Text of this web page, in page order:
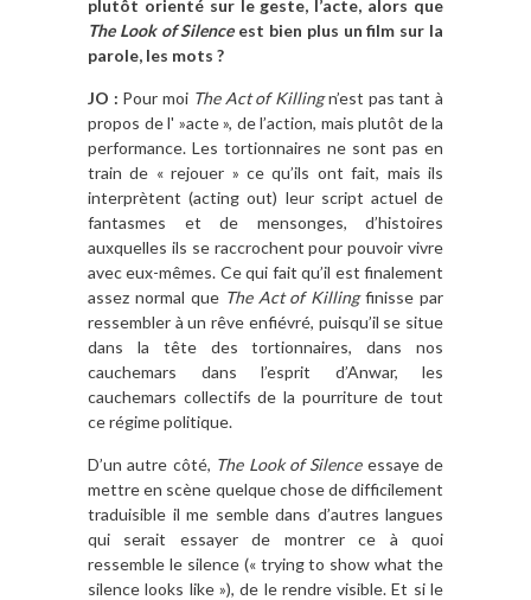
plutôt orienté sur le geste, l’acte, alors que
The Look of Silenceest bien plus un film sur la
parole, les mots ?
JO : Pour moi The Act of Killingn’est pas tant à
propos de l' »acte », de l’action, mais plutôt de la
performance. Les tortionnaires ne sont pas en
train de « rejouer » ce qu’ils ont fait, mais ils
interprètent (acting out) leur script actuel de
fantasmes et de mensonges, d’histoires
auxquelles ils se raccrochent pour pouvoir vivre
avec eux-mêmes. Ce qui fait qu’il est finalement
assez normal que The Act of Killingfinisse par
ressembler à un rêve enfiévré, puisqu’il se situe
dans la tête des tortionnaires, dans nos
cauchemars dans l’esprit d’Anwar, les
cauchemars collectifs de la pourriture de tout
ce régime politique.
D’un autre côté, The Look of Silenceessaye de
mettre en scène quelque chose de difficilement
traduisible il me semble dans d’autres langues
qui serait essayer de montrer ce à quoi
ressemble le silence (« trying to show what the
silence looks like »), de le rendre visible. Et si le